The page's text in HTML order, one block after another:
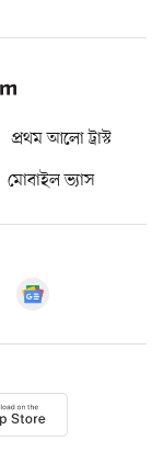
প্রথম আলো ট্রাস্ট
মোবাইল ভ্যাস